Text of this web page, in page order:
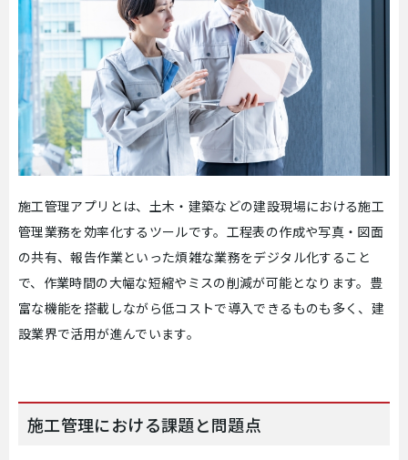
施工管理アプリとは、土木・建築などの建設現場における施工
管理業務を効率化するツールです。工程表の作成や写真・図面
の共有、報告作業といった煩雑な業務をデジタル化すること
で、作業時間の大幅な短縮やミスの削減が可能となります。豊
富な機能を搭載しながら低コストで導入できるものも多く、建
設業界で活用が進んでいます。
施工管理における課題と問題点